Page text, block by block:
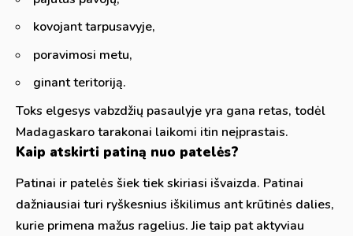
kovojant tarpusavyje,
poravimosi metu,
ginant teritoriją.
Toks elgesys vabzdžių pasaulyje yra gana retas, todėl
Madagaskaro tarakonai laikomi itin neįprastais.
Kaip atskirti patiną nuo patelės?
Patinai ir patelės šiek tiek skiriasi išvaizda. Patinai
dažniausiai turi ryškesnius iškilimus ant krūtinės dalies,
kurie primena mažus ragelius. Jie taip pat aktyviau